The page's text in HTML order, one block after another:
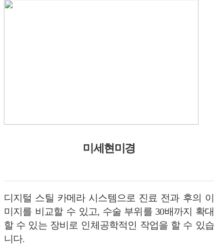
미세현미경
디지털 스틸 카메라 시스템으로 진료 전과 후의 이
미지를 비교할 수 있고, 수술 부위를 30배까지 확대
할 수 있는 장비로 인체공학적인 작업을 할 수 있습
니다.